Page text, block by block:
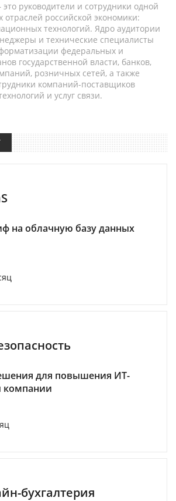
руководители и сотрудники одной
российской экономики:
технологий. Ядро аудитории
и технические специалисты
федеральных и
государственной власти, банков,
розничных сетей, а также
компаний-поставщиков
и услуг связи.
на облачную базу данных
для повышения ИТ-
компании
бухгалтерия